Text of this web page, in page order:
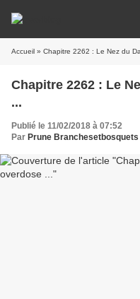
Accueil » Chapitre 2262 : Le Nez du
Chapitre 2262 : Le
...
Publié le 11/02/2018 à 07:52
Par Prune Branchesetbosquets